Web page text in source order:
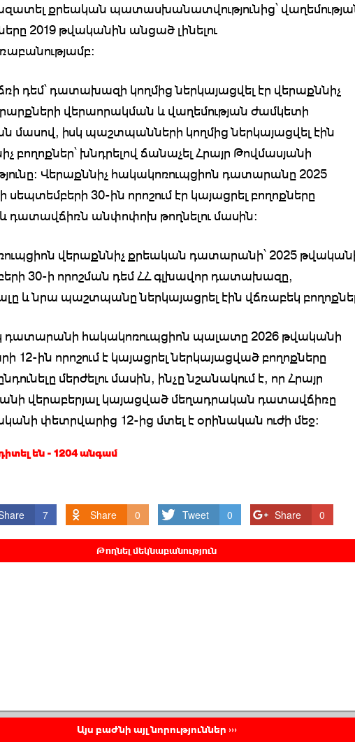
քրեական պատասխանատվությունից՝
2019 թվականին անցած լինելու
դեմ՝ դատախազի կողմից ներկայացվել էր վերաքննիչ
վերաորակման և վաղեմության ժամկետի
մասով, իսկ պաշտպանների կողմից ներկայացվել էին
բողոքներ՝ խնդրելով ճանաչել Հրայր Թովմասյանի
Վերաքննիչ հակակոռուպցիոն դատարանը 2025
30-ին որոշում էր կայացրել բողոքները
և դատավճիռն անփոփոխ թողնելու մասին:
վերաքննիչ քրեական դատարանի՝ 2025
30-ի որոշման դեմ ՀՀ գլխավոր դատախազը,
և նրա պաշտպանը ներկայացրել էին վճռաբեկ
դատարանի հակակոռուպցիոն պալատը 2026 թվականի
12-ին որոշում է կայացրել ներկայացված բողոքները
մերժելու մասին, ինչը նշանակում է, որ Հրայր
վերաբերյալ կայացված մեղադրական դատավճիռը
փետրվարից 12-ից մտել է օրինական ուժի մեջ:
դիտել են - 1204 անգամ
7 Share 0 Tweet 0 Share 0
Թողնել մեկնաբանություն
Այս բաժնի այլ նորություններ ›››